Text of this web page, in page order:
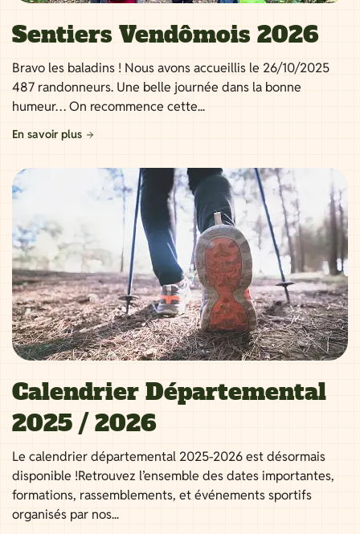
Sentiers Vendômois 2026
Bravo les baladins ! Nous avons accueillis le 26/10/2025
487 randonneurs. Une belle journée dans la bonne
humeur… On recommence cette...
En savoir plus
Calendrier Départemental
2025 / 2026
Le calendrier départemental 2025-2026 est désormais
disponible !Retrouvez l’ensemble des dates importantes,
formations, rassemblements, et événements sportifs
organisés par nos...